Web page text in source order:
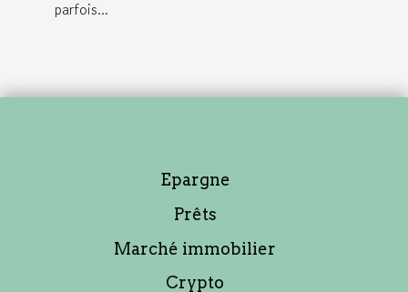
parfois...
Epargne
Prêts
Marché immobilier
Crypto